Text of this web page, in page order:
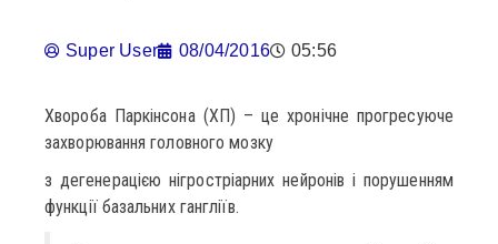
Super User 08/04/2016 05:56
Хвороба Паркінсона (ХП) – це хронічне прогресуюче
захворювання головного мозку
з дегенерацією нігростріарних нейронів і порушенням
функції базальних гангліїв.